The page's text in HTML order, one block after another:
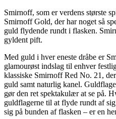
Smirnoff, som er verdens største
Smirnoff Gold, der har noget så
guld flydende rundt i flasken.
gyldent pift.
Med guld i hver eneste dråbe er
glamourøst indslag til enhver
klassiske Smirnoff Red No. 21,
guld samt naturlig kanel.
gør den ret spektakulær at se på.
guldflagerne til at flyde rundt af
sig på bunden af flasken – er en